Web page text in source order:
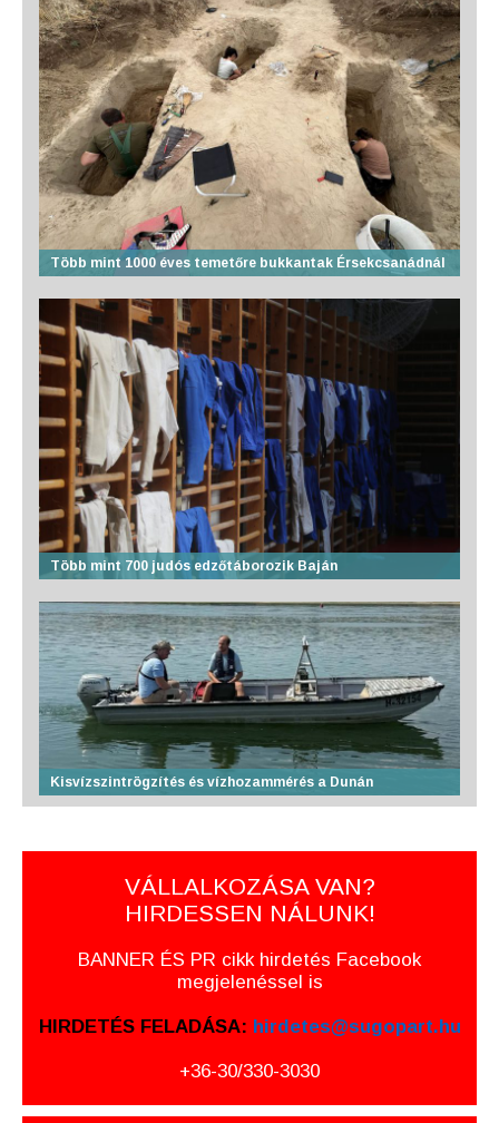
Több mint 1000 éves temetőre bukkantak Érsekcsanádnál
Több mint 700 judós edzőtáborozik Baján
Kisvízszintrögzítés és vízhozammérés a Dunán
VÁLLALKOZÁSA VAN?
HIRDESSEN NÁLUNK!
BANNER ÉS PR cikk hirdetés Facebook
megjelenéssel is
HIRDETÉS FELADÁSA: hirdetes@sugopart.hu
+36-30/330-3030